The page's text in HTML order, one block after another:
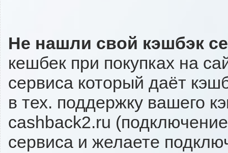
Не нашли свой кэшбэк
кешбек при покупках на
сервиса который даёт
в тех. поддержку вашего
cashback2.ru
сервиса и желаете